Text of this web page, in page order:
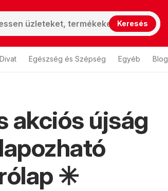
Keresés
Egészség és Szépség Egyéb Blog
akciós újság
✳️